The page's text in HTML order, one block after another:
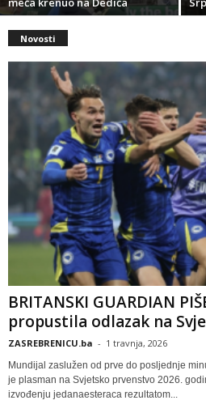
Novosti
BRITANSKI GUARDIAN
propustila odlazak na
ZASREBRENICU.ba - 1 travnja, 2026
Mundijal zaslužen od prve do posljednje
je plasman na Svjetsko prvenstvo 2026.
izvođenju jedanaesteraca rezultatom...